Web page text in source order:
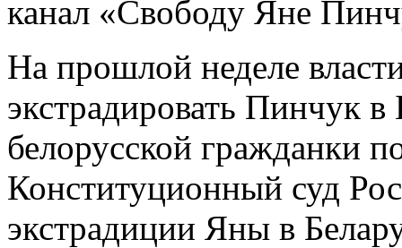
канал «Свободу Яне
На прошлой неделе
экстрадировать Пинчук в
белорусской гражданки
Конституционный суд
экстрадиции Яны в